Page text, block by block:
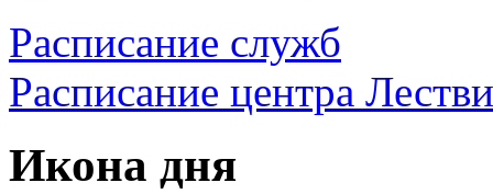
Расписание служб
Расписание центра
Икона дня